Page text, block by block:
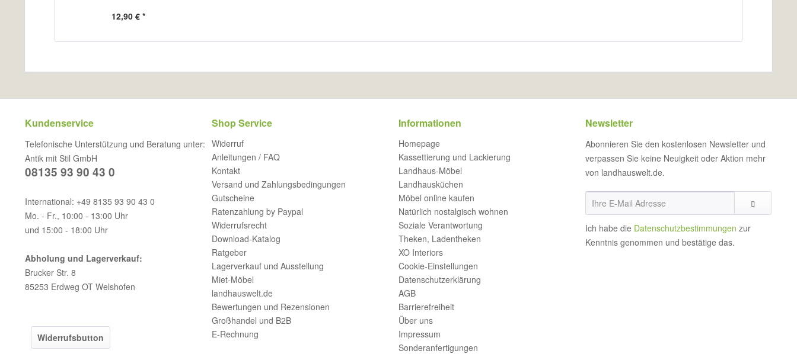
12,90 € *
Kundenservice
Telefonische Unterstützung und Beratung unter:
Antik mit Stil GmbH
08135 93 90 43 0
International: +49 8135 93 90 43 0
Mo. - Fr., 10:00 - 13:00 Uhr
und 15:00 - 18:00 Uhr
Abholung und Lagerverkauf:
Brucker Str. 8
85253 Erdweg OT Welshofen
Widerrufsbutton
Shop Service
Widerruf
Anleitungen / FAQ
Kontakt
Versand und Zahlungsbedingungen
Gutscheine
Ratenzahlung by Paypal
Widerrufsrecht
Download-Katalog
Ratgeber
Lagerverkauf und Ausstellung
Miet-Möbel
landhauswelt.de
Bewertungen und Rezensionen
Großhandel und B2B
E-Rechnung
Informationen
Homepage
Kassettierung und Lackierung
Landhaus-Möbel
Landhausküchen
Möbel online kaufen
Natürlich nostalgisch wohnen
Soziale Verantwortung
Theken, Ladentheken
XO Interiors
Cookie-Einstellungen
Datenschutzerklärung
AGB
Barrierefreiheit
Über uns
Impressum
Sonderanfertigungen
Newsletter
Abonnieren Sie den kostenlosen Newsletter und
verpassen Sie keine Neuigkeit oder Aktion mehr
von landhauswelt.de.
Ich habe die Datenschutzbestimmungen zur
Kenntnis genommen und bestätige das.